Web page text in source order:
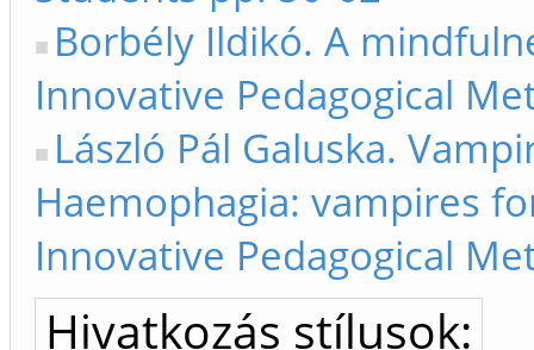
Borbély Ildikó. A
Innovative Pedagogical
László Pál Galuska.
Haemophagia: vampires
Innovative Pedagogical
Hivatkozás stílusok: